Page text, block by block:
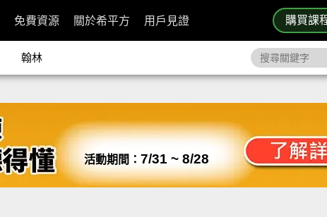
購買課
免費資源 關於希平方 用戶見證
翰林
活動期間： 7/31 ~ 8/28